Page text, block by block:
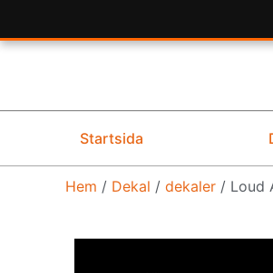
Startsida
Hem / Dekal / dekaler / Loud